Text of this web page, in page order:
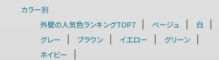
カラー別
外壁の人気色ランキングTOP7
ベージュ
白
グレー
ブラウン イエロー
グリーン
ネイビー